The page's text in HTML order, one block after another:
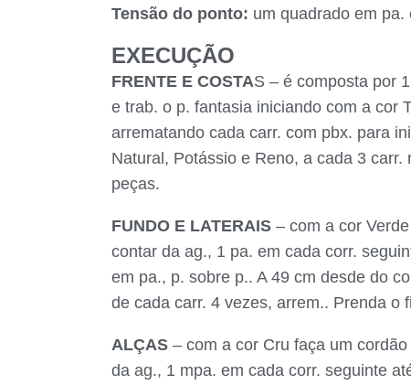
Tensão do ponto: um quadrado em
EXECUÇÃO
FRENTE E COSTAS – é composta por
e trab. o p. fantasia iniciando com a cor
arrematando cada carr. com pbx. para
Natural, Potássio e Reno, a cada 3
peças.
FUNDO E LATERAIS – com a cor
contar da ag., 1 pa. em cada corr.
em pa., p. sobre p.. A 49 cm desde do
de cada carr. 4 vezes, arrem.. Prenda o
ALÇAS – com a cor Cru faça um
da ag., 1 mpa. em cada corr. seguinte